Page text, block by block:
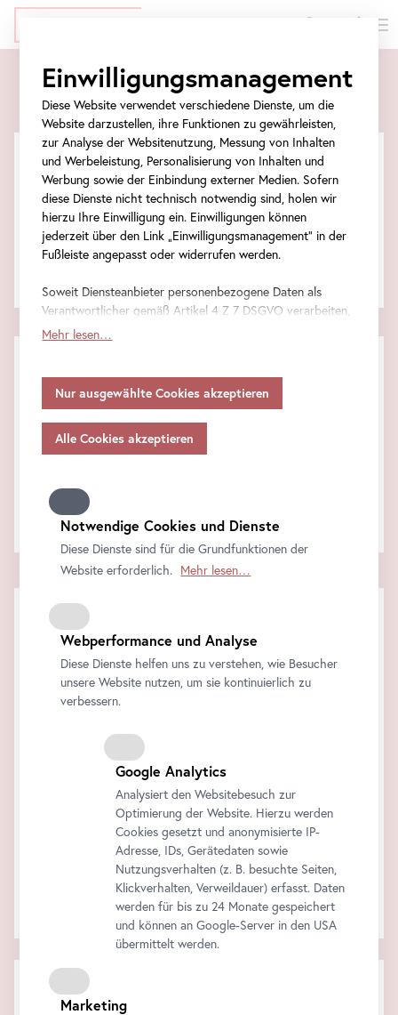
Navigation
springen
Formular
springen
Navigation
springen
Tickets
Informationen zu besonders häufig gestellten Fragen.
FAQ
Support & Feedback
Kontaktieren Sie uns!
Die Audiotour am eigenenSmartphone!
Alle Informationen finden Siehier.
Veranstaltungstickets
Eintrittstickets
Warenkorb
Einwilligungsmanagement
Diese Website verwendet verschiedene Dienste, um die
Website darzustellen, ihre Funktionen zu gewährleisten,
zur Analyse der Websitenutzung, Messung von Inhalten
und Werbeleistung, Personalisierung von Inhalten und
Werbung sowie der Einbindung externer Medien. Sofern
diese Dienste nicht technisch notwendig sind, holen wir
hierzu Ihre Einwilligung ein. Einwilligungen können
jederzeit über den Link „Einwilligungsmanagement“ in der
Fußleiste angepasst oder widerrufen werden.
Soweit Diensteanbieter personenbezogene Daten als
Verantwortlicher gemäß Artikel 4 Z 7 DSGVO verarbeiten,
gilt Ihre Einwilligung auch für die Weitergabe an den
Daten in Staaten ohne Vorliegen eines
Angemessenheitsbeschlusses gem.Art
und ohne geeignete Garantien gem.
übermitteln, so gilt Ihre Einwilligung auch hierfür.
Funktionen unseres
stehen, wenn Sie nicht alle Zwecke zulassen. Weitere
Informationen zum Datenschutz, Ihren Rechten und
Kontaktdaten des Verantwortlichen und der
Datenschutzbeauftragten finden Sie in unserer
Mehr lesen…
Notwendige Cookies und Dienste
Diese Dienste sind für die Grundfunktionen der
Website erforderlich. Mehr lesen…
Webperformance und Analyse
Diese Dienste helfen uns zu verstehen, wie Besucher
unsere Website nutzen, um sie kontinuierlich zu
verbessern.
Google Analytics
Analysiert den Websitebesuch zur
Optimierung der Website. Hierzu werden
Cookies gesetzt und anonymisierte IP-
Adresse, IDs, Gerätedaten sowie
Nutzungsverhalten (z. B. besuchte Seiten,
Klickverhalten, Verweildauer) erfasst. Daten
werden für bis zu 24 Monate gespeichert
und können an Google-Server in den USA
übermittelt werden.
Marketing